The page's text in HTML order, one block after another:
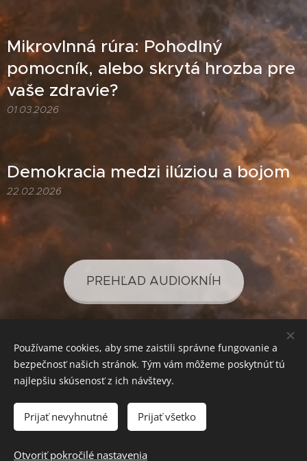
Mikrovlnná rúra: Pohodlný
pomocník, alebo skrytá hrozba pre
vaše zdravie?
01.03.2026
Demokracia medzi ilúziou a bojom
22.02.2026
PREHĽAD AUDIOKNÍH
PREHĽAD PODCASTOV
SVETLO PRE VAŠE POZNANIE
Používame cookies, aby sme zaistili správne fungovanie a
bezpečnosť našich stránok. Tým vám môžeme poskytnúť tú
najlepšiu skúsenosť z ich návštevy.
Prijať nevyhnutné Prijať všetko
Otvoriť pokročilé nastavenia